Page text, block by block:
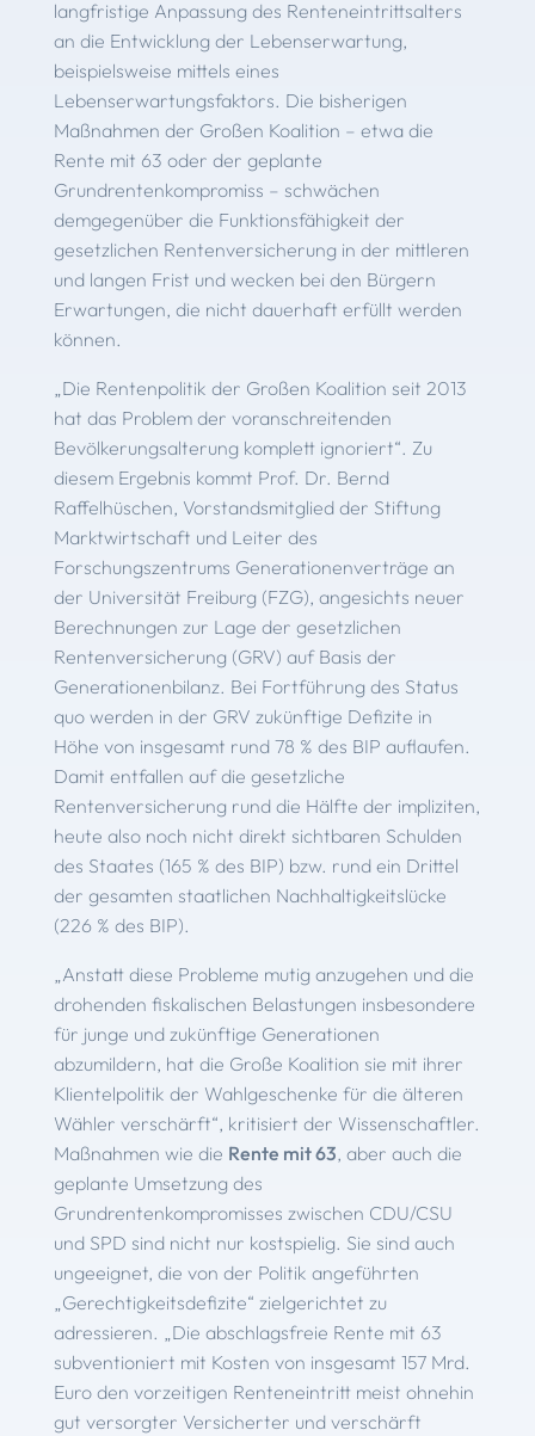
langfristige Anpassung des Renteneintrittsalters
an die Entwicklung der Lebenserwartung,
beispielsweise mittels eines
Lebenserwartungsfaktors. Die bisherigen
Maßnahmen der Großen Koalition – etwa die
Rente mit 63 oder der geplante
Grundrentenkompromiss – schwächen
demgegenüber die Funktionsfähigkeit der
gesetzlichen Rentenversicherung in der mittleren
und langen Frist und wecken bei den Bürgern
Erwartungen, die nicht dauerhaft erfüllt werden
können.
„Die Rentenpolitik der Großen Koalition seit 2013
hat das Problem der voranschreitenden
Bevölkerungsalterung komplett ignoriert“. Zu
diesem Ergebnis kommt Prof. Dr. Bernd
Raffelhüschen, Vorstandsmitglied der Stiftung
Marktwirtschaft und Leiter des
Forschungszentrums Generationenverträge an
der Universität Freiburg (FZG), angesichts neuer
Berechnungen zur Lage der gesetzlichen
Rentenversicherung (GRV) auf Basis der
Generationenbilanz. Bei Fortführung des Status
quo werden in der GRV zukünftige Defizite in
Höhe von insgesamt rund 78 % des BIP auflaufen.
Damit entfallen auf die gesetzliche
Rentenversicherung rund die Hälfte der impliziten,
heute also noch nicht direkt sichtbaren Schulden
des Staates (165 % des BIP) bzw. rund ein Drittel
der gesamten staatlichen Nachhaltigkeitslücke
(226 % des BIP).
„Anstatt diese Probleme mutig anzugehen und die
drohenden fiskalischen Belastungen insbesondere
für junge und zukünftige Generationen
abzumildern, hat die Große Koalition sie mit ihrer
Klientelpolitik der Wahlgeschenke für die älteren
Wähler verschärft“, kritisiert der Wissenschaftler.
Maßnahmen wie die Rente mit 63, aber auch die
geplante Umsetzung des
Grundrentenkompromisses zwischen CDU/CSU
und SPD sind nicht nur kostspielig. Sie sind auch
ungeeignet, die von der Politik angeführten
„Gerechtigkeitsdefizite“ zielgerichtet zu
adressieren. „Die abschlagsfreie Rente mit 63
subventioniert mit Kosten von insgesamt 157 Mrd.
Euro den vorzeitigen Renteneintritt meist ohnehin
gut versorgter Versicherter und verschärft